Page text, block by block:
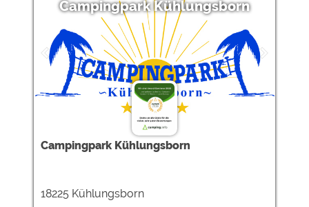
Campingpark Kühlungsborn
Campingpark Kühlungsborn
18225 Kühlungsborn